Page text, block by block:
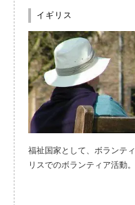
イギリス
福祉国家として、ボランテ
リスでのボランティア活動